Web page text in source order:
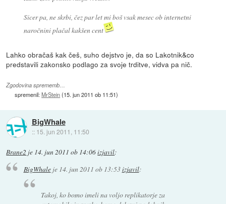
Sicer pa, ne skrbi, čez par let mi boš vsak mesec ob internetni
naročnini plačal kakšen cent
Lahko obračaš kak češ, suho dejstvo je, da so Lakotnik&co
predstavili zakonsko podlago za svoje trditve, vidva pa nič.
Zgodovina sprememb…
spremenil:MrStein(15. jun 2011 ob 11:51)
BigWhale
:: 15. jun 2011, 11:50
Brane2 je 14. jun 2011 ob 14:06izjavil:
BigWhaleje 14. jun 2011 ob 13:53izjavil:
Takoj, ko bomo imeli na voljo replikatorje za